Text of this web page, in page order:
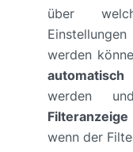
über
werden
werden
Filteranzeige
wenn der